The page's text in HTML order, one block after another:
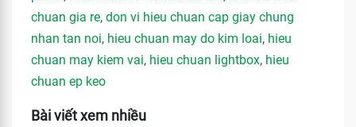
chuan gia re, don vi hieu chuan cap giay chung
nhan tan noi, hieu chuan may do kim loai, hieu
chuan may kiem vai, hieu chuan lightbox, hieu
chuan ep keo
Bài viết xem nhiều